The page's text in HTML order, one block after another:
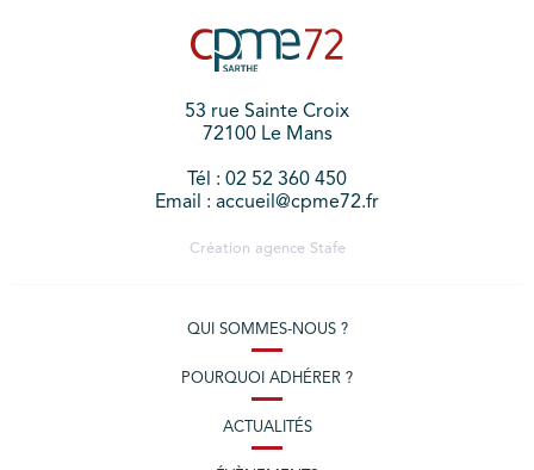
53 rue Sainte Croix
72100 Le Mans
Tél : 02 52 360 450
Email : accueil@cpme72.fr
Création agence Stafe
QUI SOMMES-NOUS ?
POURQUOI ADHÉRER ?
ACTUALITÉS